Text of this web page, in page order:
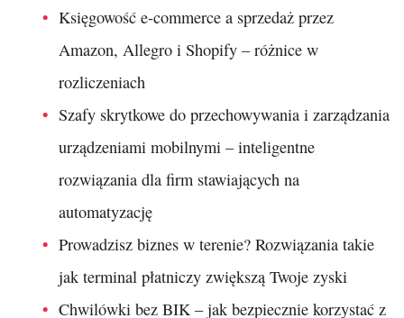
Księgowość e-commerce a sprzedaż przez
Amazon, Allegro i Shopify – różnice w
rozliczeniach
Szafy skrytkowe do przechowywania i zarządzania
urządzeniami mobilnymi – inteligentne
rozwiązania dla firm stawiających na
automatyzację
Prowadzisz biznes w terenie? Rozwiązania takie
jak terminal płatniczy zwiększą Twoje zyski
Chwilówki bez BIK – jak bezpiecznie korzystać z